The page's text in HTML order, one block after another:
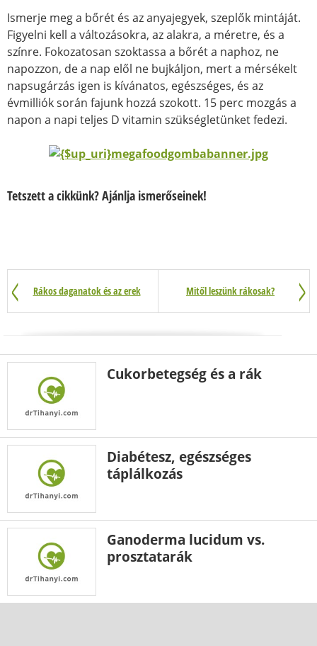
Ismerje meg a bőrét és az anyajegyek, szeplők mintáját.
Figyelni kell a változásokra, az alakra, a méretre, és a
színre. Fokozatosan szoktassa a bőrét a naphoz, ne
napozzon, de a nap elől ne bujkáljon, mert a mérsékelt
napsugárzás igen is kívánatos, egészséges, és az
évmilliók során fajunk hozzá szokott. 15 perc mozgás a
napon a napi teljes D vitamin szükségletünket fedezi.
Tetszett a cikkünk? Ajánlja ismerőseinek!
Rákos daganatok és az erek Mitől leszünk rákosak?
Cukorbetegség és a rák
Diabétesz, egészséges
táplálkozás
Ganoderma lucidum vs.
prosztatarák